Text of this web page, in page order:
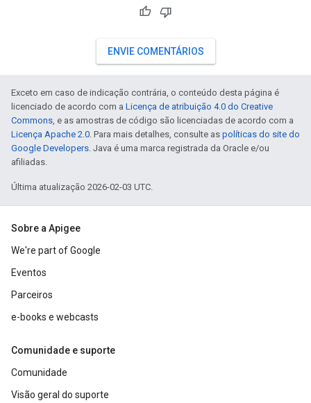
ENVIE COMENTÁRIOS
Exceto em caso de indicação contrária, o conteúdo desta página é
licenciado de acordo com a Licença de atribuição 4.0 do Creative
Commons, e as amostras de código são licenciadas de acordo com a
Licença Apache 2.0. Para mais detalhes, consulte as políticas do site do
Google Developers. Java é uma marca registrada da Oracle e/ou
afiliadas.
Última atualização 2026-02-03 UTC.
Sobre a Apigee
We're part of Google
Eventos
Parceiros
e-books e webcasts
Comunidade e suporte
Comunidade
Visão geral do suporte